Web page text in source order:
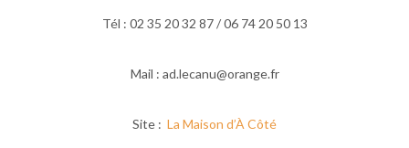
Tél : 02 35 20 32 87 / 06 74 20 50 13
Mail : ad.lecanu@orange.fr
Site : La Maison d’À Côté